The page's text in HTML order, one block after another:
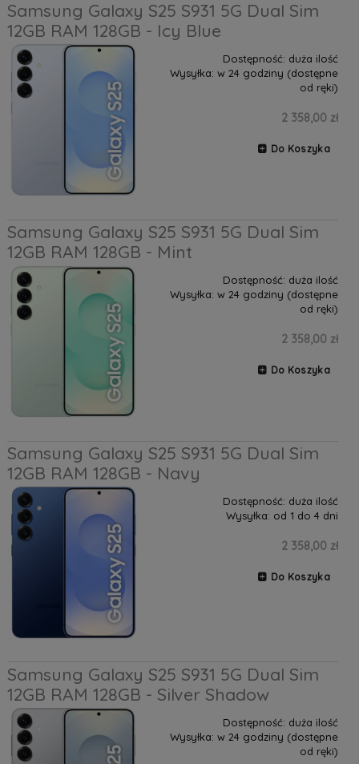
Samsung Galaxy S25 S931 5G Dual Sim
12GB RAM 128GB - Icy Blue
Dostępność: duża ilość
Wysyłka: w 24 godziny (dostępne
od ręki)
2 358,00 zł
Do Koszyka
Samsung Galaxy S25 S931 5G Dual Sim
12GB RAM 128GB - Mint
Dostępność: duża ilość
Wysyłka: w 24 godziny (dostępne
od ręki)
2 358,00 zł
Do Koszyka
Samsung Galaxy S25 S931 5G Dual Sim
12GB RAM 128GB - Navy
Dostępność: duża ilość
Wysyłka: od 1 do 4 dni
2 358,00 zł
Do Koszyka
Samsung Galaxy S25 S931 5G Dual Sim
12GB RAM 128GB - Silver Shadow
Dostępność: duża ilość
Wysyłka: w 24 godziny (dostępne
od ręki)